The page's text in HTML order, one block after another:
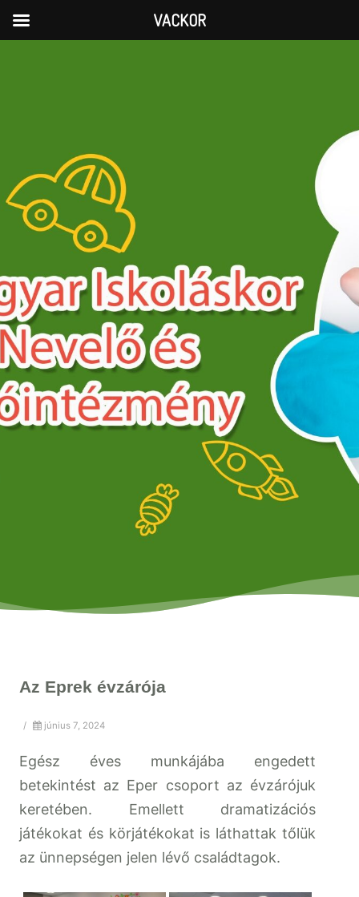
Az Eprek évzárója
/ június 7, 2024
Egész éves munkájába engedett
betekintést az Eper csoport az évzárójuk
keretében. Emellett dramatizációs
játékokat és körjátékokat is láthattak tőlük
az ünnepségen jelen lévő családtagok.
VACKOR